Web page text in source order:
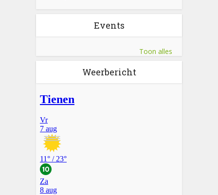
Events
Toon alles
Weerbericht